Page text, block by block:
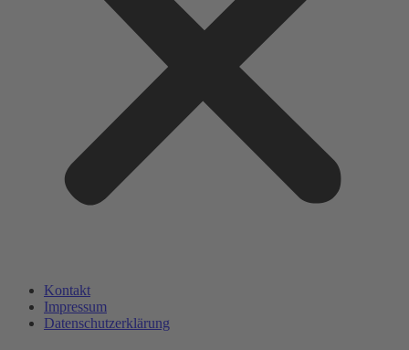
Kontakt
Impressum
Datenschutzerklärung